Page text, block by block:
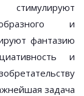
стимулируют
и
фантазию
и
задача